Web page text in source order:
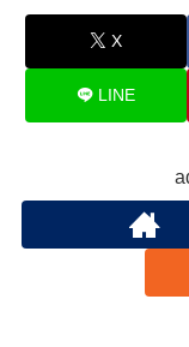
X
LINE